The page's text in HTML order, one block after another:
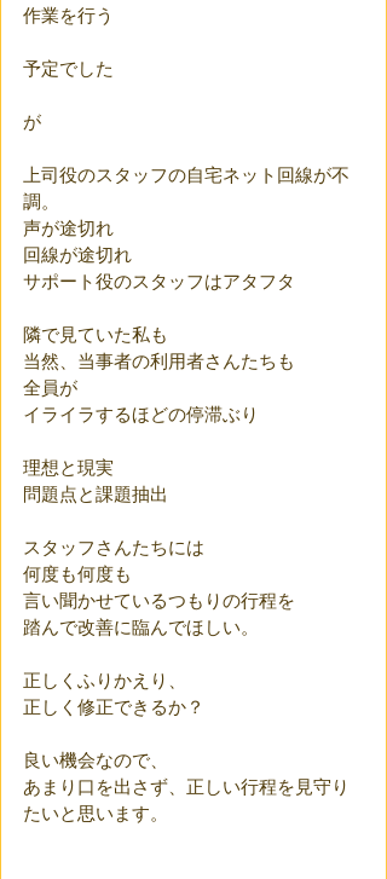
作業を行う
予定でした
が
上司役のスタッフの自宅ネット回線が不
調。
声が途切れ
回線が途切れ
サポート役のスタッフはアタフタ
隣で見ていた私も
当然、当事者の利用者さんたちも
全員が
イライラするほどの停滞ぶり
理想と現実
問題点と課題抽出
スタッフさんたちには
何度も何度も
言い聞かせているつもりの行程を
踏んで改善に臨んでほしい。
正しくふりかえり、
正しく修正できるか？
良い機会なので、
あまり口を出さず、正しい行程を見守り
たいと思います。